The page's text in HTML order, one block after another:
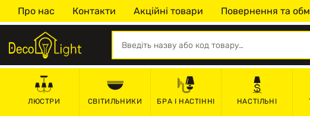
Про нас Контакти Акційні товари Повернення та
ЛЮСТРИ СВІТИЛЬНИКИ БРА І НАСТІННІ НАСТІЛЬНІ